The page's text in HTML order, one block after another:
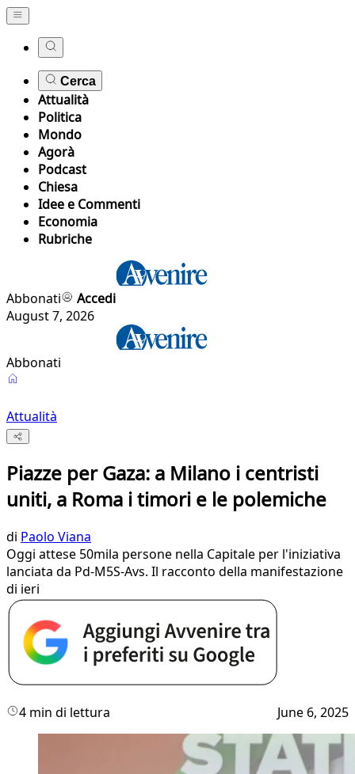
Cerca
Attualità
Politica
Mondo
Agorà
Podcast
Chiesa
Idee e Commenti
Economia
Rubriche
Abbonati
Accedi
August 7, 2026
Abbonati
Attualità
Piazze per Gaza: a Milano i centristi
uniti, a Roma i timori e le polemiche
di Paolo Viana
Oggi attese 50mila persone nella Capitale per l'iniziativa
lanciata da Pd-M5S-Avs. Il racconto della manifestazione
di ieri
4 min di lettura June 6, 2025